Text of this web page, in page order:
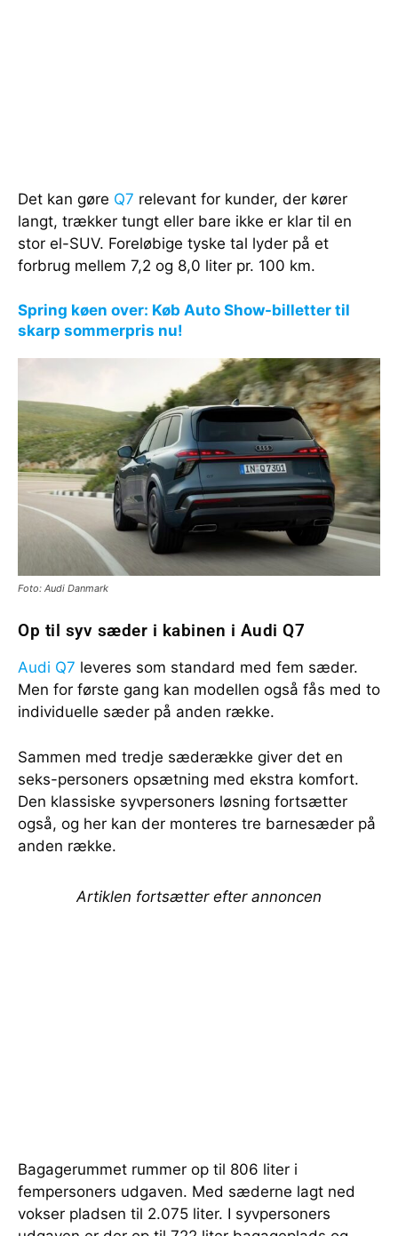
Det kan gøre Q7 relevant for kunder, der kører
langt, trækker tungt eller bare ikke er klar til en
stor el-SUV. Foreløbige tyske tal lyder på et
forbrug mellem 7,2 og 8,0 liter pr. 100 km.
Spring køen over: Køb Auto Show-billetter til
skarp sommerpris nu!
Foto: Audi Danmark
Op til syv sæder i kabinen i Audi Q7
Audi Q7 leveres som standard med fem sæder.
Men for første gang kan modellen også fås med to
individuelle sæder på anden række.
Sammen med tredje sæderække giver det en
seks-personers opsætning med ekstra komfort.
Den klassiske syvpersoners løsning fortsætter
også, og her kan der monteres tre barnesæder på
anden række.
Artiklen fortsætter efter annoncen
Bagagerummet rummer op til 806 liter i
fempersoners udgaven. Med sæderne lagt ned
vokser pladsen til 2.075 liter. I syvpersoners